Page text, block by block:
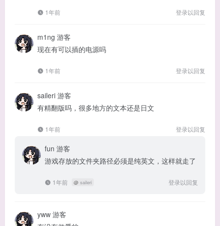
1年前 登录以回复
m1ng 游客
现在有可以插的电源吗
1年前 登录以回复
saileri 游客
有精翻版吗，很多地方的文本还是日文
1年前 登录以回复
fun 游客
游戏存放的文件夹路径必须是纯英文，这样就走了
1年前 @ saileri 登录以回复
yww 游客